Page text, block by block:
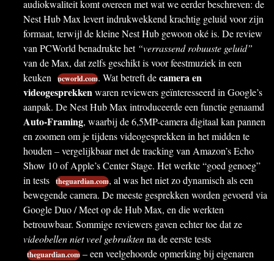
audiokwaliteit komt overeen met wat we eerder beschreven: de
Nest Hub Max levert indrukwekkend krachtig geluid voor zijn
formaat, terwijl de kleine Nest Hub gewoon oké is. De review
van PCWorld benadrukte het “verrassend robuuste geluid”
van de Max, dat zelfs geschikt is voor feestmuziek in een
keuken pcworld.com. Wat betreft decamera en
videogesprekkenwaren reviewers geïnteresseerd in Google’s
aanpak. De Nest Hub Max introduceerde een functie genaamd
Auto-Framing, waarbij de 6,5MP-camera digitaal kan pannen
en zoomen om je tijdens videogesprekken in het midden te
houden – vergelijkbaar met de tracking van Amazon’s Echo
Show 10 of Apple’s Center Stage. Het werkte “goed genoeg”
in tests theguardian.com, al was het niet zo dynamisch als een
bewegende camera. De meeste gesprekken worden gevoerd via
Google Duo / Meet op de Hub Max, en die werkten
betrouwbaar. Sommige reviewers gaven echter toe dat ze
videobellen niet veel gebruiktenna de eerste tests
theguardian.com – een veelgehoorde opmerking bij eigenaren